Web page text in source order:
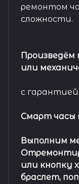
ремонтом
сложности.
Произведём
или
с
Смарт часы
Выполним
или кнопку
браслет,